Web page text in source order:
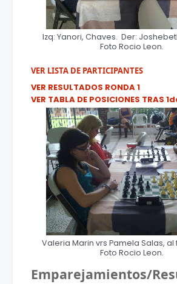
Izq: Yanori, Chaves. Der:
Foto Rocio Leon.
VER LISTA DE PARTICIPANTES
VER RESULTADOS RONDA 1
VER TABLA DE POSICIONES TRAS
Valeria Marin vrs Pamela Salas, al
Foto Rocio Leon.
Emparejamientos/